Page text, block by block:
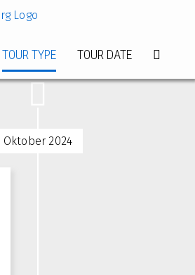
TOUR TYPE TOUR DATE
Oktober 2024